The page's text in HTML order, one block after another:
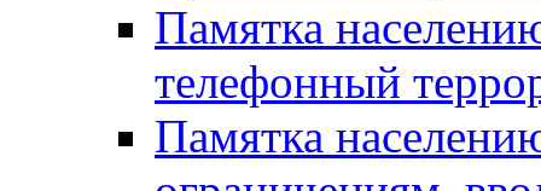
Памятка
телефонный
Памятка